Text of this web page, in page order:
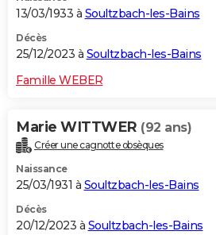
13/03/1933 à Soultzbach-les-Bains
Décès
25/12/2023 à Soultzbach-les-Bains
Famille WEBER
Marie WITTWER (92 ans)
Créer une cagnotte obsèques
Naissance
25/03/1931 à Soultzbach-les-Bains
Décès
20/12/2023 à Soultzbach-les-Bains